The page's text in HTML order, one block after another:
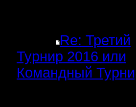
Re: Третий
Турнир 2016 или
Командный